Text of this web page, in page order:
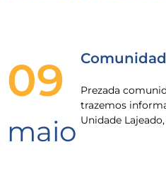
09
maio
Prezada
trazemos
Unidade